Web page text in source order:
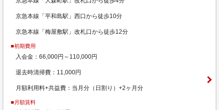
京急本線「平和島駅」西口から徒歩10分
京急本線「梅屋敷駅」改札口から徒歩12分
■初期費用
入会金：66,000円～110,000円
退去時清掃費：11,000円
月額利用料+共益費：当月分（日割り）+2ヶ月分
■月額賃料